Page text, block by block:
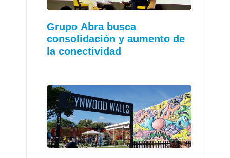
Grupo Abra busca
consolidación y aumento de
la conectividad